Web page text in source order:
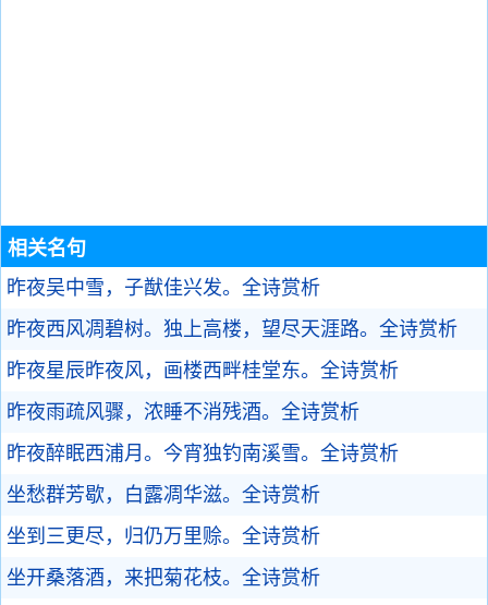
相关名句
昨夜吴中雪，子猷佳兴发。 全诗赏析
昨夜西风凋碧树。独上高楼，望尽天涯路。 全诗赏析
昨夜星辰昨夜风，画楼西畔桂堂东。 全诗赏析
昨夜雨疏风骤，浓睡不消残酒。 全诗赏析
昨夜醉眠西浦月。今宵独钓南溪雪。 全诗赏析
坐愁群芳歇，白露凋华滋。 全诗赏析
坐到三更尽，归仍万里赊。 全诗赏析
坐开桑落酒，来把菊花枝。 全诗赏析